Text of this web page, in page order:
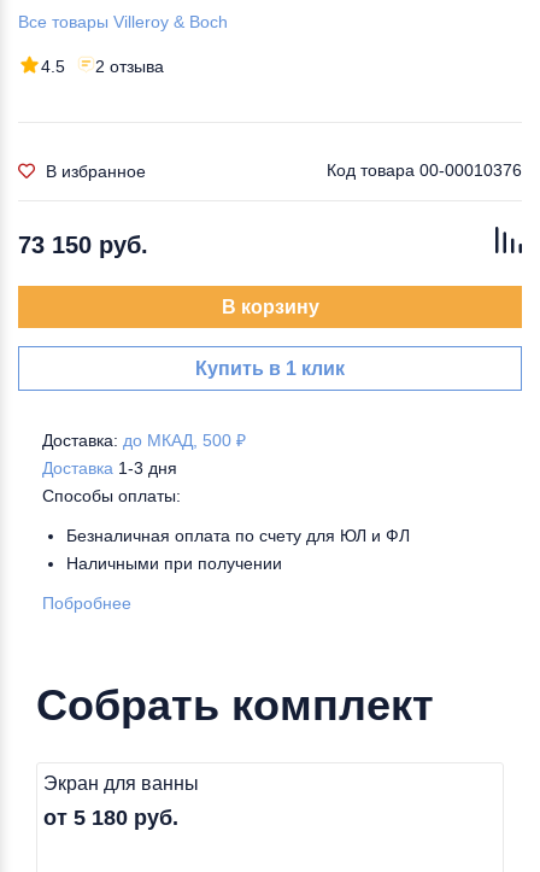
Все товары Villeroy & Boch
4.5 2 отзыва
В избранное Код товара 00-00010376
73 150 руб.
В корзину
Купить в 1 клик
Доставка: до МКАД, 500 ₽
Доставка 1-3 дня
Способы оплаты:
Безналичная оплата по счету для ЮЛ и ФЛ
Наличными при получении
Побробнее
Собрать комплект
Экран для ванны
от 5 180 руб.